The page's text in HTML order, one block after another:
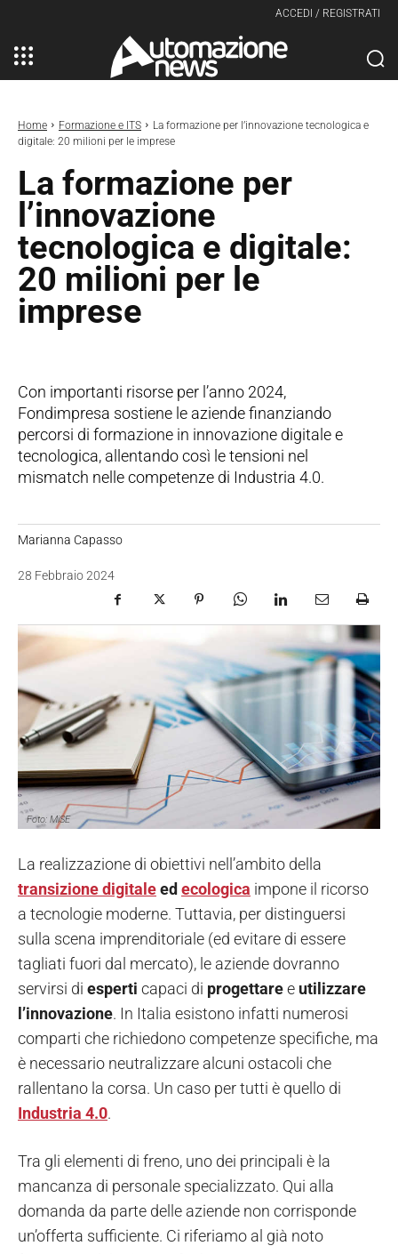
ACCEDI / REGISTRATI
Home Formazione e ITS
La formazione per l’innovazione tecnologica e
digitale: 20 milioni per le imprese
La formazione per
l’innovazione
tecnologica e digitale:
20 milioni per le
imprese
Con importanti risorse per l’anno 2024,
Fondimpresa sostiene le aziende finanziando
percorsi di formazione in innovazione digitale e
tecnologica, allentando così le tensioni nel
mismatch nelle competenze di Industria 4.0.
Marianna Capasso
28 Febbraio 2024
Foto: MiSE
La realizzazione di obiettivi nell’ambito della
transizione digitaleed ecologica impone il ricorso
a tecnologie moderne. Tuttavia, per distinguersi
sulla scena imprenditoriale (ed evitare di essere
tagliati fuori dal mercato), le aziende dovranno
servirsi di esperti capaci di progettaree utilizzare
l’innovazione. In Italia esistono infatti numerosi
comparti che richiedono competenze specifiche, ma
è necessario neutralizzare alcuni ostacoli che
rallentano la corsa. Un caso per tutti è quello di
Industria 4.0.
Tra gli elementi di freno, uno dei principali è la
mancanza di personale specializzato. Qui alla
domanda da parte delle aziende non corrisponde
un’offerta sufficiente. Ci riferiamo al già noto